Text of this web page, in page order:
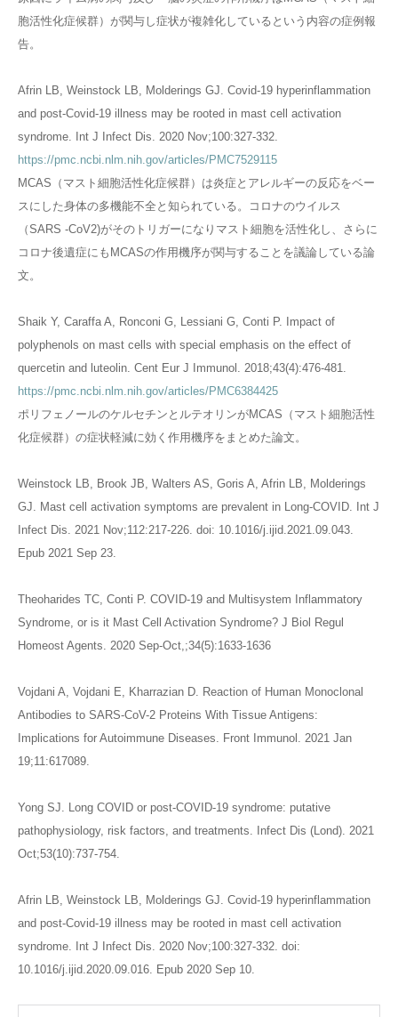
胞活性化症候群）が関与し症状が複雑化しているという内容の症例報
告。
Afrin LB, Weinstock LB, Molderings GJ. Covid-19 hyperinflammation
and post-Covid-19 illness may be rooted in mast cell activation
syndrome. Int J Infect Dis. 2020 Nov;100:327-332.
https://pmc.ncbi.nlm.nih.gov/articles/PMC7529115
MCAS（マスト細胞活性化症候群）は炎症とアレルギーの反応をベー
スにした身体の多機能不全と知られている。コロナのウイルス
（SARS -CoV2)がそのトリガーになりマスト細胞を活性化し、さらに
コロナ後遺症にもMCASの作用機序が関与することを議論している論
文。
Shaik Y, Caraffa A, Ronconi G, Lessiani G, Conti P. Impact of
polyphenols on mast cells with special emphasis on the effect of
quercetin and luteolin. Cent Eur J Immunol. 2018;43(4):476-481.
https://pmc.ncbi.nlm.nih.gov/articles/PMC6384425
ポリフェノールのケルセチンとルテオリンがMCAS（マスト細胞活性
化症候群）の症状軽減に効く作用機序をまとめた論文。
Weinstock LB, Brook JB, Walters AS, Goris A, Afrin LB, Molderings
GJ. Mast cell activation symptoms are prevalent in Long-COVID. Int J
Infect Dis. 2021 Nov;112:217-226. doi: 10.1016/j.ijid.2021.09.043.
Epub 2021 Sep 23.
Theoharides TC, Conti P. COVID-19 and Multisystem Inflammatory
Syndrome, or is it Mast Cell Activation Syndrome? J Biol Regul
Homeost Agents. 2020 Sep-Oct,;34(5):1633-1636
Vojdani A, Vojdani E, Kharrazian D. Reaction of Human Monoclonal
Antibodies to SARS-CoV-2 Proteins With Tissue Antigens:
Implications for Autoimmune Diseases. Front Immunol. 2021 Jan
19;11:617089.
Yong SJ. Long COVID or post-COVID-19 syndrome: putative
pathophysiology, risk factors, and treatments. Infect Dis (Lond). 2021
Oct;53(10):737-754.
Afrin LB, Weinstock LB, Molderings GJ. Covid-19 hyperinflammation
and post-Covid-19 illness may be rooted in mast cell activation
syndrome. Int J Infect Dis. 2020 Nov;100:327-332. doi:
10.1016/j.ijid.2020.09.016. Epub 2020 Sep 10.